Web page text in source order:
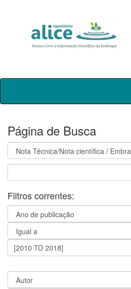
Skip
Página de Busca
Filtros correntes: